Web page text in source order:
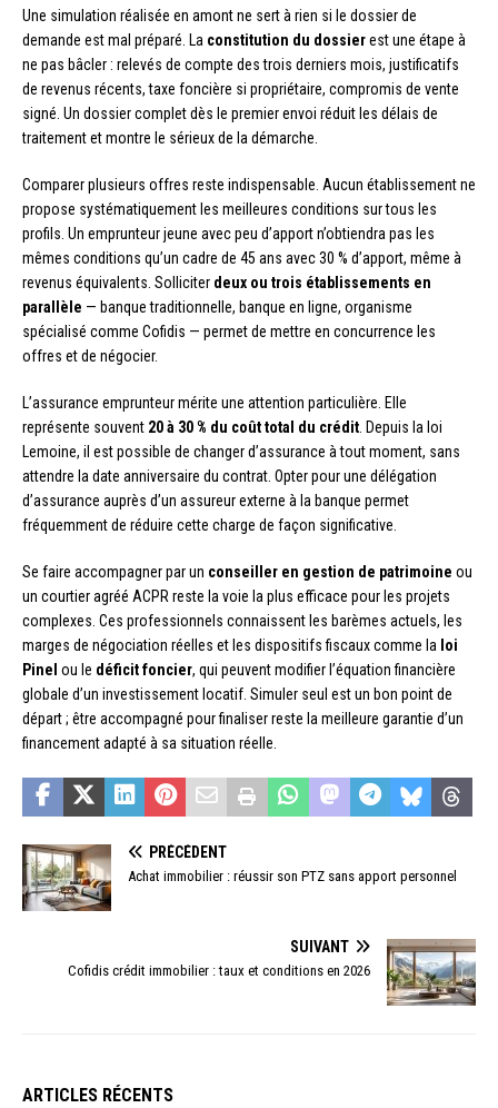
Une simulation réalisée en amont ne sert à rien si le dossier de
demande est mal préparé. La constitution du dossierest une étape à
ne pas bâcler : relevés de compte des trois derniers mois, justificatifs
de revenus récents, taxe foncière si propriétaire, compromis de vente
signé. Un dossier complet dès le premier envoi réduit les délais de
traitement et montre le sérieux de la démarche.
Comparer plusieurs offres reste indispensable. Aucun établissement ne
propose systématiquement les meilleures conditions sur tous les
profils. Un emprunteur jeune avec peu d’apport n’obtiendra pas les
mêmes conditions qu’un cadre de 45 ans avec 30 % d’apport, même à
revenus équivalents. Solliciter deux ou trois établissements en
parallèle — banque traditionnelle, banque en ligne, organisme
spécialisé comme Cofidis — permet de mettre en concurrence les
offres et de négocier.
L’assurance emprunteur mérite une attention particulière. Elle
représente souvent 20 à 30 % du coût total du crédit . Depuis la loi
Lemoine, il est possible de changer d’assurance à tout moment, sans
attendre la date anniversaire du contrat. Opter pour une délégation
d’assurance auprès d’un assureur externe à la banque permet
fréquemment de réduire cette charge de façon significative.
Se faire accompagner par un conseiller en gestion de patrimoine ou
un courtier agréé ACPR reste la voie la plus efficace pour les projets
complexes. Ces professionnels connaissent les barèmes actuels, les
marges de négociation réelles et les dispositifs fiscaux comme la loi
Pinel ou le déficit foncier, qui peuvent modifier l’équation financière
globale d’un investissement locatif. Simuler seul est un bon point de
départ ; être accompagné pour finaliser reste la meilleure garantie d’un
financement adapté à sa situation réelle.
PRÉCÉDENT
Achat immobilier : réussir son PTZ sans apport personnel
SUIVANT
Cofidis crédit immobilier : taux et conditions en 2026
ARTICLES RÉCENTS